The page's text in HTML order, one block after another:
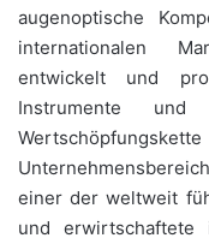
augenoptische
internationalen
entwickelt und
Instrumente
einer der weltweit
und erwirtschaftete